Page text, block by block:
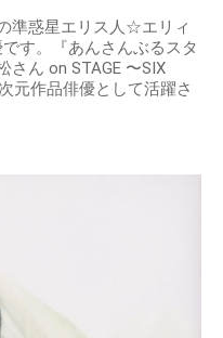
準惑星エリス人☆エリィ
す。『あんさんぶるスタ
さん on STAGE 〜SIX
元作品俳優として活躍さ